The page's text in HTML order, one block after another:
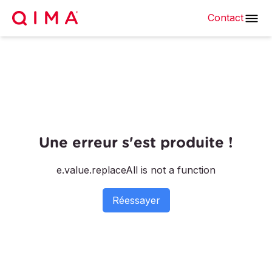
Contact
Une erreur s'est produite !
e.value.replaceAll is not a function
Réessayer